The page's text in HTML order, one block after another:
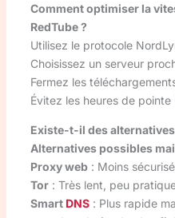
Comment optimiser la
RedTube ?
Utilisez le protocole
Choisissez un serveur
Fermez les
Évitez les heures de pointe
Existe-t-il des alternatives
Alternatives possibles
Proxy web: Moins
Tor: Très lent, peu
Smart DNS: Plus rapide